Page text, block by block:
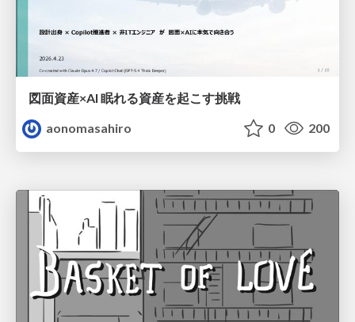
図面資産×AI 眠れる資産を起こす挑戦
aonomasahiro
0 200